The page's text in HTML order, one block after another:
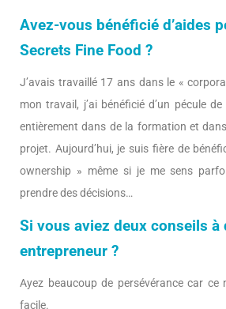
Avez-vous bénéficié d’aides
Secrets Fine Food ?
J’avais travaillé 17 ans dans le «
mon travail, j’ai bénéficié d’un pécule
entièrement dans de la formation et
projet. Aujourd’hui, je suis fière de
ownership » même si je me sens
prendre des décisions…
Si vous aviez deux conseils
entrepreneur ?
Ayez beaucoup de persévérance car ce
facile.